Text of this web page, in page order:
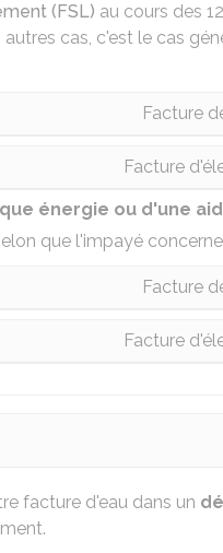
(FSL) au cours des
cas, c'est le cas
Facture
Facture
énergie ou d'une
que l'impayé
Facture
Facture
facture d'eau dans un